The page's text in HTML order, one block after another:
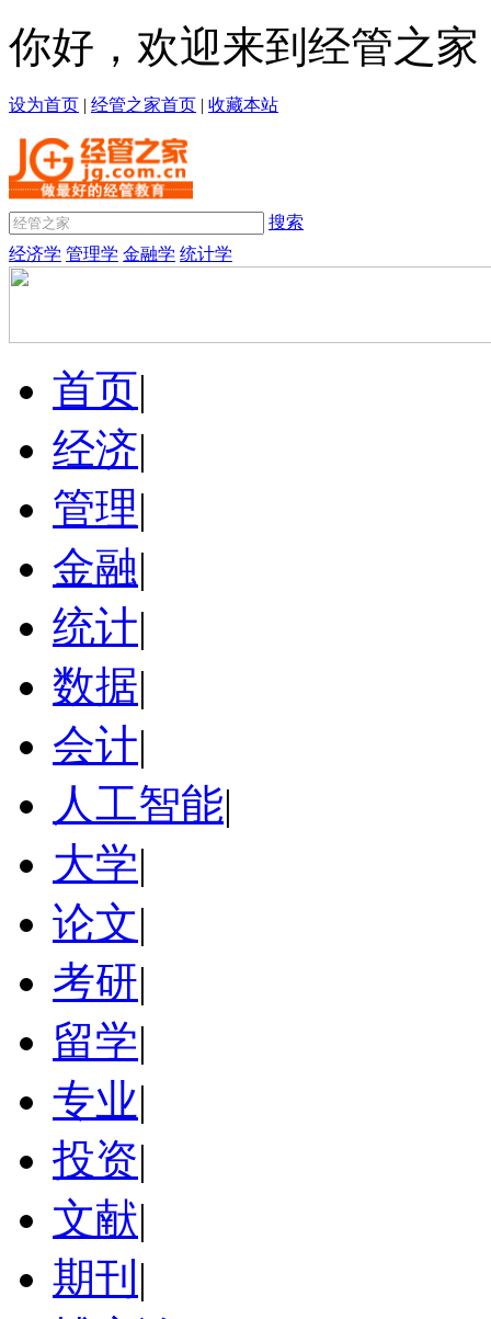
你好，欢迎来到经管之家
设为首页 | 经管之家首页 | 收藏本站
搜索
经济学 管理学 金融学 统计学
首页|
经济|
管理|
金融|
统计|
数据|
会计|
人工智能|
大学|
论文|
考研|
留学|
专业|
投资|
文献|
期刊 |